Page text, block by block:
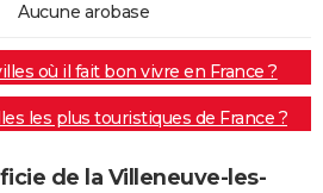
Aucune arobase
où il fait bon vivre en France ?
les plus touristiques de France ?
de la Villeneuve-les-